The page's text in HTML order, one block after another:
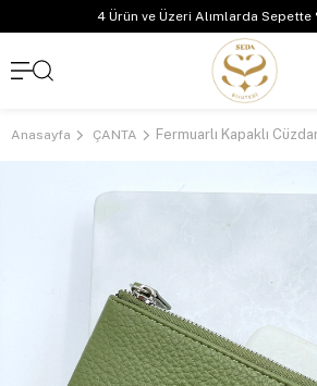
4 Ürün ve Üzeri Alımlarda Sepette
Anasayfa ÇANTA Fermuarlı Kapaklı